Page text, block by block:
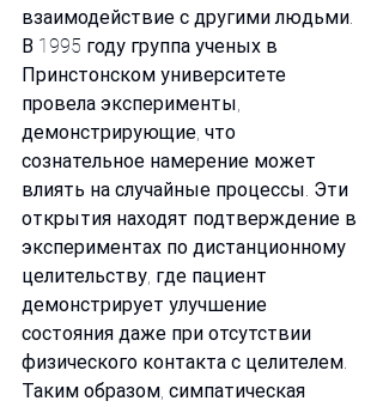
взаимодействие с другими людьми.
В 1995 году группа ученых в
Принстонском университете
провела эксперименты,
демонстрирующие, что
сознательное намерение может
влиять на случайные процессы. Эти
открытия находят подтверждение в
экспериментах по дистанционному
целительству, где пациент
демонстрирует улучшение
состояния даже при отсутствии
физического контакта с целителем.
Таким образом, симпатическая